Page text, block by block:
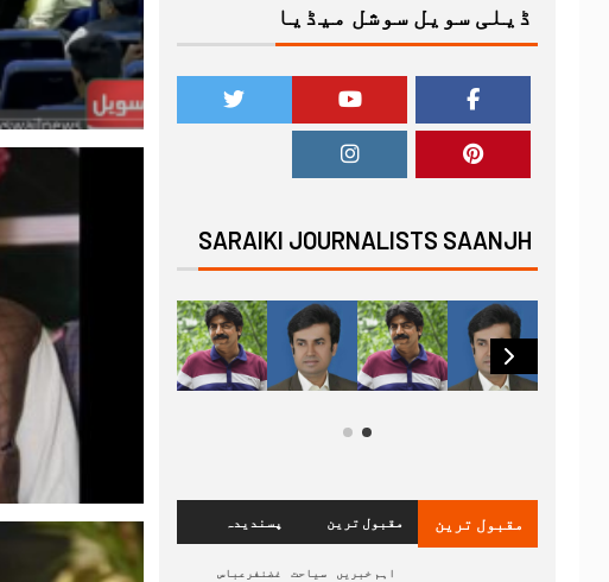
ڈیلی سویل سوشل میڈیا
SARAIKI JOURNALISTS SAANJH
مقبول ترین مقبول ترین پسندیدہ
اہم خبریں سیاحت غضنفرعباس